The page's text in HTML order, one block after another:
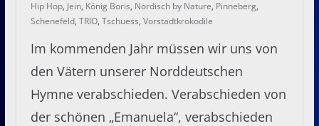
Hip Hop, Jein, König Boris, Nordisch by Nature, Pinneberg,
Schenefeld, TRIO, Tschuess, Vorstadtkrokodile
Im kommenden Jahr müssen wir uns von
den Vätern unserer Norddeutschen
Hymne verabschieden. Verabschieden von
der schönen „Emanuela“, verabschieden